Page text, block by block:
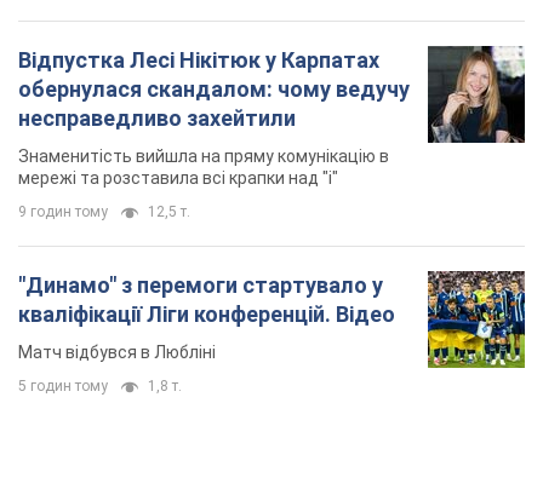
Відпустка Лесі Нікітюк у Карпатах
обернулася скандалом: чому ведучу
несправедливо захейтили
Знаменитість вийшла на пряму комунікацію в
мережі та розставила всі крапки над "і"
9 годин тому 12,5 т.
"Динамо" з перемоги стартувало у
кваліфікації Ліги конференцій. Відео
Матч відбувся в Любліні
5 годин тому 1,8 т.